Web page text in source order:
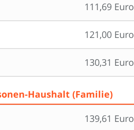
111,69 Euro
121,00 Euro
130,31 Euro
Haushalt (Familie)
139,61 Euro